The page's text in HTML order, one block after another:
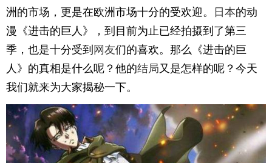
洲的市场，更是在欧洲市场十分的受欢迎。
日本的动
漫《进击的巨人》，到目前为止已经拍摄到了第三
季，也是十分受到 网友们的喜欢。那么《进击的巨
人》的真相是什么呢？他的结局又是怎样的呢？今天
我们就来为大家揭秘一下。